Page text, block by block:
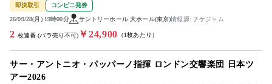
即決取引
コンビニ発券
26/09/28(月) 19時00分 サントリーホール 大ホール(東京)情報源: チケジャム
2 枚連番 (バラ売り不可) ￥24,900 （1枚あたり）
サー・アントニオ・パッパーノ指揮 ロンドン交響楽団 日本ツ
アー2026